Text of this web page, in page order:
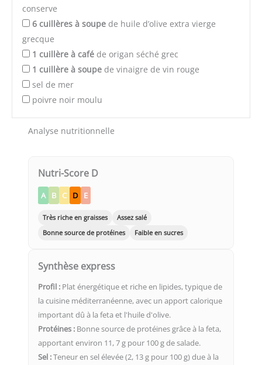
conserve
6 cuillères à soupe de huile d’olive extra vierge
grecque
1 cuillère à café de origan séché grec
1 cuillère à soupe de vinaigre de vin rouge
sel de mer
poivre noir moulu
Analyse nutritionnelle
Nutri-Score D
A B C D E
Très riche en graisses
Assez salé
Bonne source de protéines
Faible en sucres
Synthèse express
Profil : Plat énergétique et riche en lipides, typique de
la cuisine méditerranéenne, avec un apport calorique
important dû à la feta et l'huile d'olive.
Protéines : Bonne source de protéines grâce à la feta,
apportant environ 11, 7 g pour 100 g de salade.
Sel :Teneur en sel élevée (2, 13 g pour 100 g) due à la